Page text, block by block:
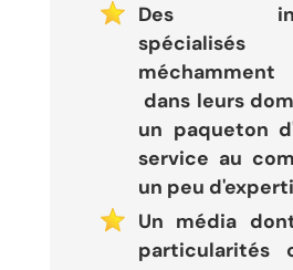
Des
dans leurs
un paqueton
service au
un peu
Un média
particularités